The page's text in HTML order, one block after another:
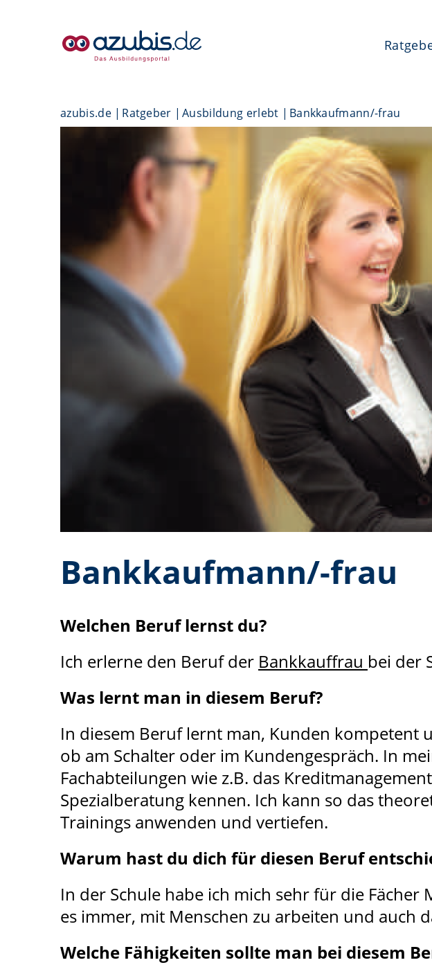
azubis.de Ratgeber Ausbildung erlebt Bankkaufmann/-frau
Bankkaufmann/-frau
Welchen Beruf lernst du?
Ich erlerne den Beruf der Bankkauffrau bei der
Was lernt man in diesem Beruf?
In diesem Beruf lernt man, Kunden kompetent
ob am Schalter oder im Kundengespräch. In
Fachabteilungen wie z.B. das
Spezialberatung kennen. Ich kann so das
Trainings anwenden und vertiefen.
Warum hast du dich für diesen Beruf
In der Schule habe ich mich sehr für die
es immer, mit Menschen zu arbeiten und auch
Welche Fähigkeiten sollte man bei diesem